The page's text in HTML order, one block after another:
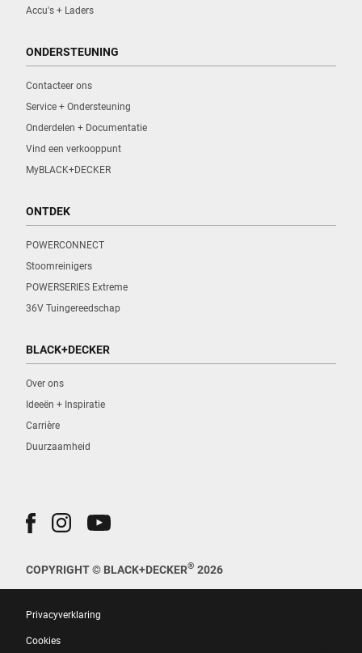
Accu's + Laders
ONDERSTEUNING
Contacteer ons
Service + Ondersteuning
Onderdelen + Documentatie
Vind een verkooppunt
MyBLACK+DECKER
ONTDEK
POWERCONNECT
Stoomreinigers
POWERSERIES Extreme
36V Tuingereedschap
BLACK+DECKER
Over ons
Ideeën + Inspiratie
Carrière
Duurzaamheid
COPYRIGHT © BLACK+DECKER® 2026
Privacyverklaring
Cookies